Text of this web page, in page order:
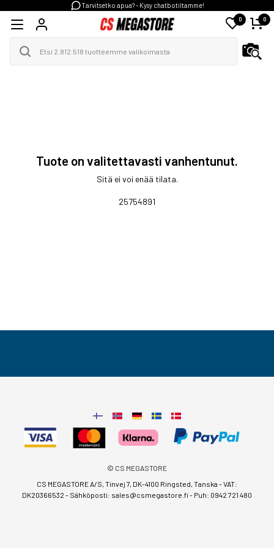
Tarvitsetko apua? - Kysy chatbotiltamme!
0 0
Tuote on valitettavasti vanhentunut.
Sitä ei voi enää tilata.
25754891
© CS MEGASTORE
CS MEGASTORE A/S, Tinvej 7, DK-4100 Ringsted, Tanska - VAT:
DK20366532 - Sähköposti: sales@csmegastore.fi- Puh: 0942 721 480